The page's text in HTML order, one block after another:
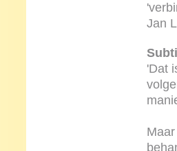
Jan
'Dat